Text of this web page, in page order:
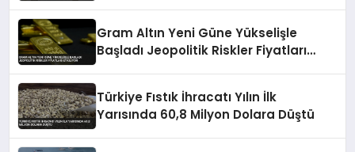
Gram Altın Yeni Güne Yükselişle
Başladı Jeopolitik Riskler Fiyatları
Türkiye Fıstık İhracatı Yılın İlk
Yarısında 60,8 Milyon Dolara Düştü